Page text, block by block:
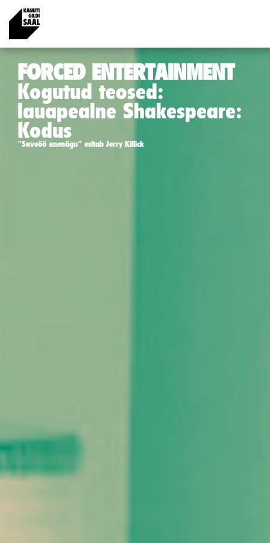
FORCED ENTERTAINMENT
Kogutud teosed:
lauapealne Shakespeare:
Kodus
"Suveöö unenägu" esitab Jerry Killick